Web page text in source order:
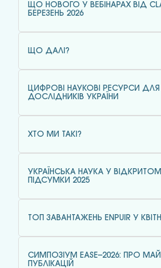
ЩО НОВОГО У ВЕБІНАРАХ ВІД
БЕРЕЗЕНЬ 2026
ЩО ДАЛІ?
ЦИФРОВІ НАУКОВІ РЕСУРСИ ДЛЯ
ДОСЛІДНИКІВ УКРАЇНИ
ХТО МИ ТАКІ?
УКРАЇНСЬКА НАУКА У
ПІДСУМКИ 2025
ТОП ЗАВАНТАЖЕНЬ ENPUIR У
СИМПОЗІУМ EASE–2026: ПРО
ПУБЛІКАЦІЙ